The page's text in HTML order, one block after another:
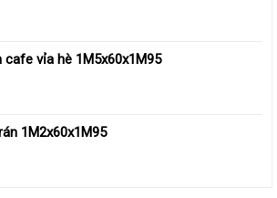
cafe vỉa hè 1M5x60x1M95
1M2x60x1M95